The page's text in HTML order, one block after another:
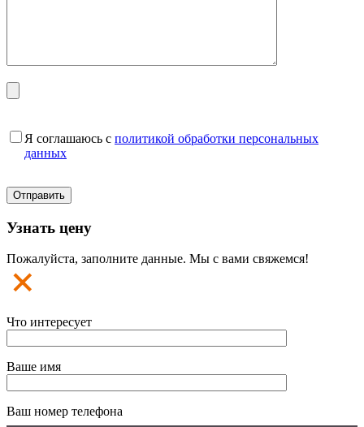
Я соглашаюсь с политикой обработки персональных
данных
Узнать цену
Пожалуйста, заполните данные. Мы с вами свяжемся!
Что интересует
Ваше имя
Ваш номер телефона